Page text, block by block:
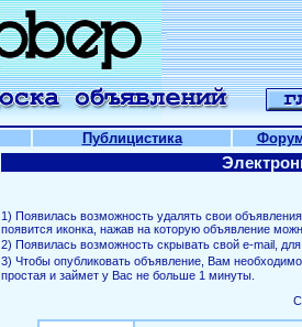
Публицистика
1) Появилась возможность удалять свои
появится иконка, нажав на которую объявление
2) Появилась возможность скрывать свой е-mail,
3) Чтобы опубликовать объявление, Вам
простая и займет у Вас не больше 1 минуты.